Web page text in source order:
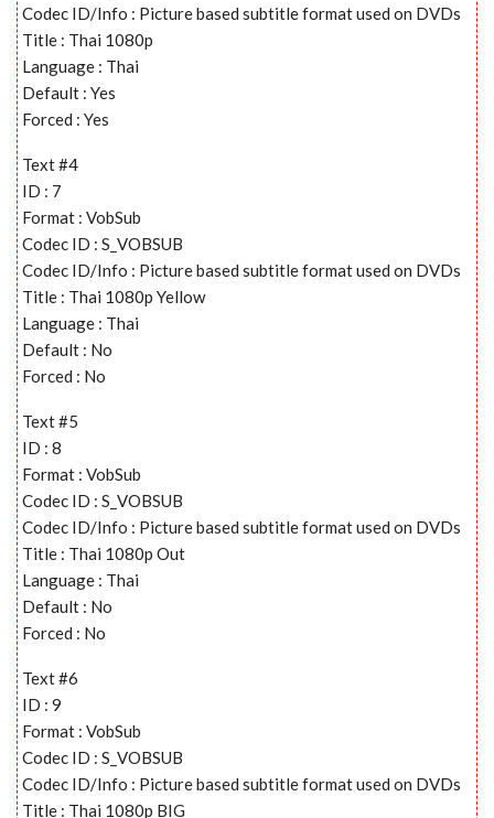
Codec ID/Info : Picture based subtitle format used on DVDs
Title : Thai 1080p
Language : Thai
Default : Yes
Forced : Yes
Text #4
ID : 7
Format : VobSub
Codec ID : S_VOBSUB
Codec ID/Info : Picture based subtitle format used on DVDs
Title : Thai 1080p Yellow
Language : Thai
Default : No
Forced : No
Text #5
ID : 8
Format : VobSub
Codec ID : S_VOBSUB
Codec ID/Info : Picture based subtitle format used on DVDs
Title : Thai 1080p Out
Language : Thai
Default : No
Forced : No
Text #6
ID : 9
Format : VobSub
Codec ID : S_VOBSUB
Codec ID/Info : Picture based subtitle format used on DVDs
Title : Thai 1080p BIG